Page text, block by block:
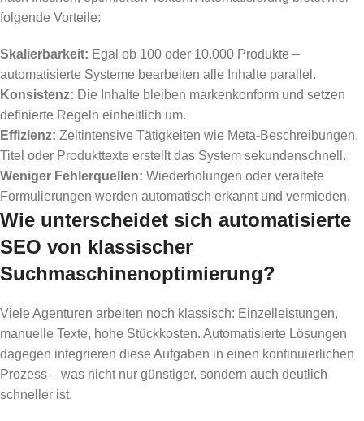
folgende Vorteile:
Skalierbarkeit: Egal ob 100 oder 10.000 Produkte –
automatisierte Systeme bearbeiten alle Inhalte parallel.
Konsistenz: Die Inhalte bleiben markenkonform und setzen
definierte Regeln einheitlich um.
Effizienz: Zeitintensive Tätigkeiten wie Meta-Beschreibungen,
Titel oder Produkttexte erstellt das System sekundenschnell.
Weniger Fehlerquellen: Wiederholungen oder veraltete
Formulierungen werden automatisch erkannt und vermieden.
Wie unterscheidet sich automatisierte
SEO von klassischer
Suchmaschinenoptimierung?
Viele Agenturen arbeiten noch klassisch: Einzelleistungen,
manuelle Texte, hohe Stückkosten. Automatisierte Lösungen
dagegen integrieren diese Aufgaben in einen kontinuierlichen
Prozess – was nicht nur günstiger, sondern auch deutlich
schneller ist.